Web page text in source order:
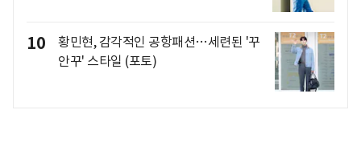
10
황민현, 감각적인 공항패션…세련된 '꾸
안꾸' 스타일 (포토)